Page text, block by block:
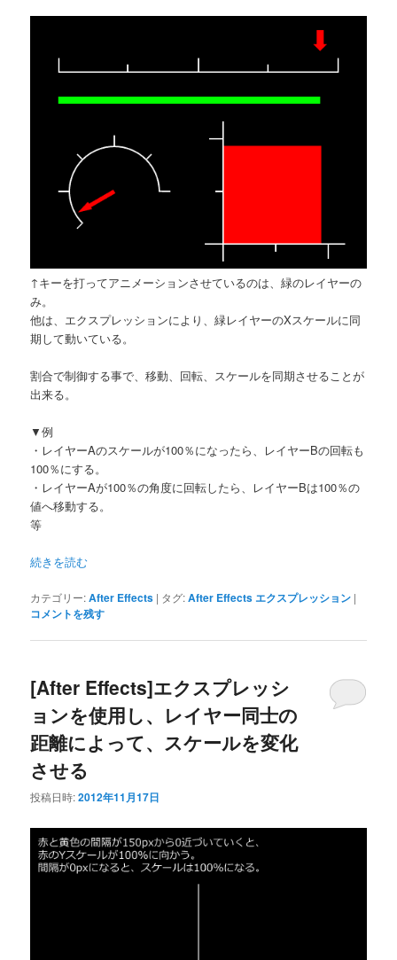
↑キーを打ってアニメーションさせているのは、緑のレイヤーの
み。
他は、エクスプレッションにより、緑レイヤーのXスケールに同
期して動いている。
割合で制御する事で、移動、回転、スケールを同期させることが
出来る。
▼例
・レイヤーAのスケールが100％になったら、レイヤーBの回転も
100％にする。
・レイヤーAが100％の角度に回転したら、レイヤーBは100％の
値へ移動する。
等
続きを読む
カテゴリー:After Effects | タグ:After Effects エクスプレッション |
コメントを残す
[After Effects]エクスプレッシ
ョンを使用し、レイヤー同士の
距離によって、スケールを変化
させる
投稿日時:2012年11月17日